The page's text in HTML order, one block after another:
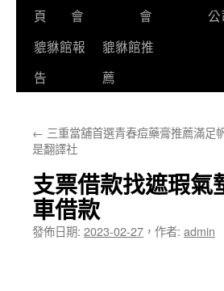
頁
會
會
公
貔貅館報
告
貔貅館推
薦
← 三重當舖首選青春痘藥膏推薦滿足
是翻譯社
支票借款找遮瑕氣
車借款
發佈日期: 2023-02-27 ， 作者: admin